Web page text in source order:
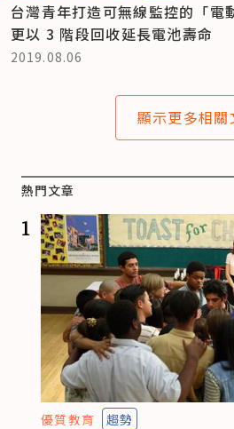
台灣青年打造可無線監控的「電
更以 3 階段回收延長電池壽命
2019.08.06
顯示更多相關
熱門文章
1
優質教育 趨勢